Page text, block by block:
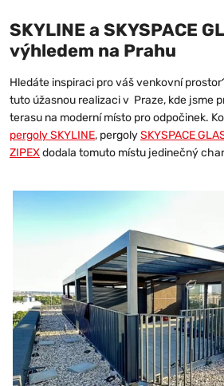
SKYLINE a SKYSPACE
výhledem na Prahu
Hledáte inspiraci pro váš venkovní
tuto úžasnou realizaci v Praze, kde jsme
terasu na moderní místo pro odpočinek.
pergoly SKYLINE, pergolySKYSPACE
ZIPEXdodala tomuto místu jedinečný